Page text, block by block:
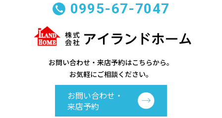
0995-67-7047
お問い合わせ・来店予約はこちらから。
お気軽にご相談ください。
お問い合わせ・
来店予約